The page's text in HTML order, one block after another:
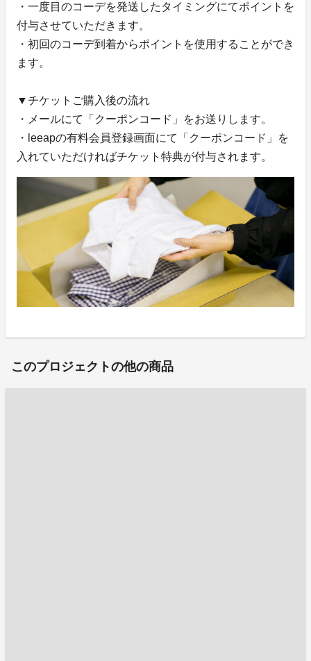
・一度目のコーデを発送したタイミングにてポイントを
付与させていただきます。
・初回のコーデ到着からポイントを使用することができ
ます。
▼チケットご購入後の流れ
・メールにて「クーポンコード」をお送りします。
・leeapの有料会員登録画面にて「クーポンコード」を
入れていただければチケット特典が付与されます。
このプロジェクトの他の商品